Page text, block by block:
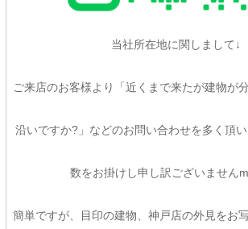
当社所在地に関しまして↓
ご来店のお客様より「近くまで来たが建物が
沿いですか?」などのお問い合わせを多く頂
数をお掛けし申し訳ございません
簡単ですが、目印の建物、神戸店の外見をお